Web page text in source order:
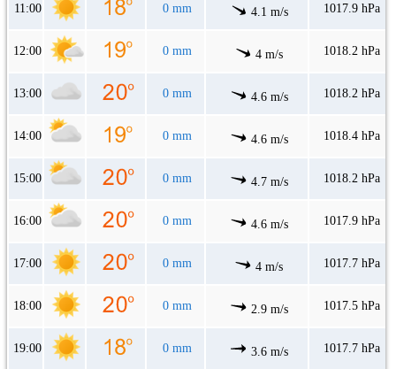
11:00 0 mm 4.1 m/s 1017.9 hPa
12:00 0 mm 4 m/s 1018.2 hPa
13:00 0 mm 4.6 m/s 1018.2 hPa
14:00 0 mm 4.6 m/s 1018.4 hPa
15:00 0 mm 4.7 m/s 1018.2 hPa
16:00 0 mm 4.6 m/s 1017.9 hPa
17:00 0 mm 4 m/s 1017.7 hPa
18:00 0 mm 2.9 m/s 1017.5 hPa
19:00 0 mm 3.6 m/s 1017.7 hPa